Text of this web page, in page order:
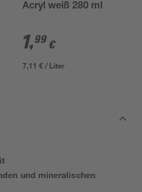
Acryl weiß 280 ml
1,99 €
7,11 € / Liter
und mineralischen